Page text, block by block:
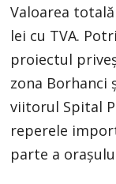
Valoarea
lei cu TVA.
proiectul
zona Borhanci
viitorul Spital
reperele
parte a